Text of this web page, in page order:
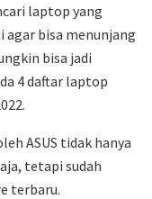
laptop yang
agar bisa menunjang
bisa jadi
4 daftar laptop
ASUS tidak hanya
tetapi sudah
terbaru.